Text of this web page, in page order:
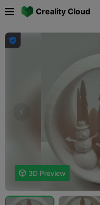
Creality Cloud

 3D Preview